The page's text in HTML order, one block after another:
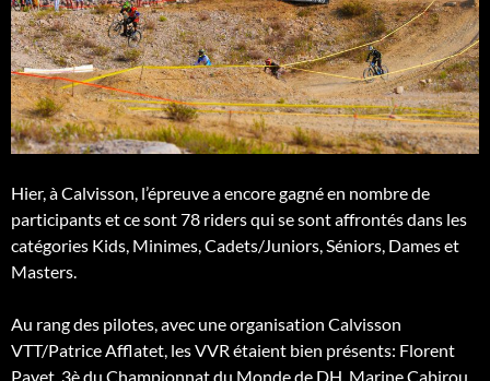
Hier, à Calvisson, l’épreuve a encore gagné en nombre de
participants et ce sont 78 riders qui se sont affrontés dans les
catégories Kids, Minimes, Cadets/Juniors, Séniors, Dames et
Masters.
Au rang des pilotes, avec une organisation Calvisson
VTT/Patrice Afflatet, les VVR étaient bien présents: Florent
Payet, 3è du Championnat du Monde de DH, Marine Cabirou,